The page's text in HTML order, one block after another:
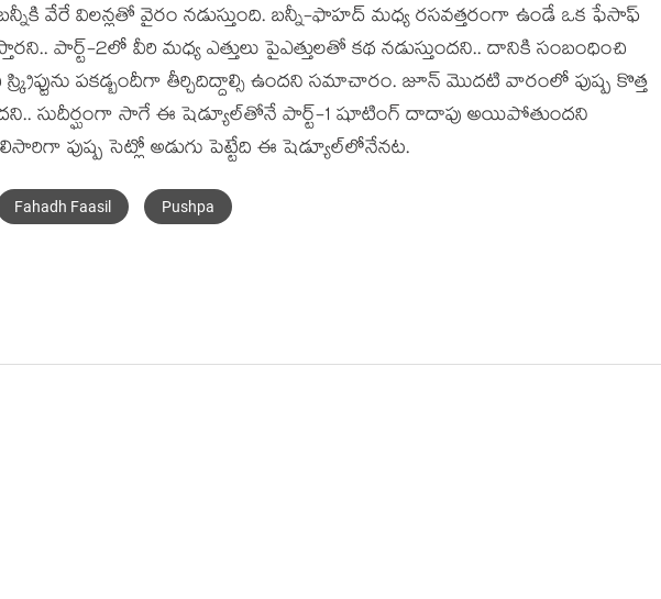
వేరే విల‌న్ల‌తో వైరం న‌డుస్తుంది. బ‌న్నీ-ఫాహ‌ద్ మ‌ధ్య ర‌స‌వ‌త్త‌రంగా ఉండే ఒక ఫేసాఫ్
పార్ట్-2లో వీరి మ‌ధ్య ఎత్తులు పైఎత్తుల‌తో క‌థ న‌డుస్తుంద‌ని.. దానికి సంబంధించి
స్క్రిప్టును ప‌క‌డ్బందీగా తీర్చిదిద్దాల్సి ఉంద‌ని స‌మాచారం. జూన్ మొద‌టి వారంలో పుష్ప కొత్త
సుదీర్ఘంగా సాగే ఈ షెడ్యూల్‌తోనే పార్ట్-1 షూటింగ్ దాదాపు అయిపోతుంద‌ని
పుష్ప సెట్లో అడుగు పెట్టేది ఈ షెడ్యూల్‌లోనేన‌ట‌.
Fahadh Faasil Pushpa